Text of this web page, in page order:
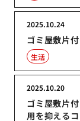
ゴミ屋敷片
2025.10.24
生活
ゴミ屋敷片
用を抑える
2025.10.20